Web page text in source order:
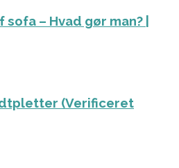
– Hvad gør man? |
(Verificeret